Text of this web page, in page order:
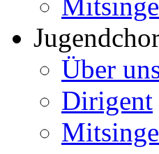
Über
Dirigent